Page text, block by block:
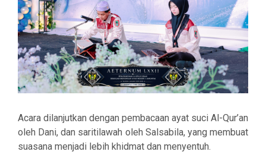
Acara dilanjutkan dengan pembacaan ayat suci Al-Qur’an
oleh Dani, dan saritilawah oleh Salsabila, yang membuat
suasana menjadi lebih khidmat dan menyentuh.